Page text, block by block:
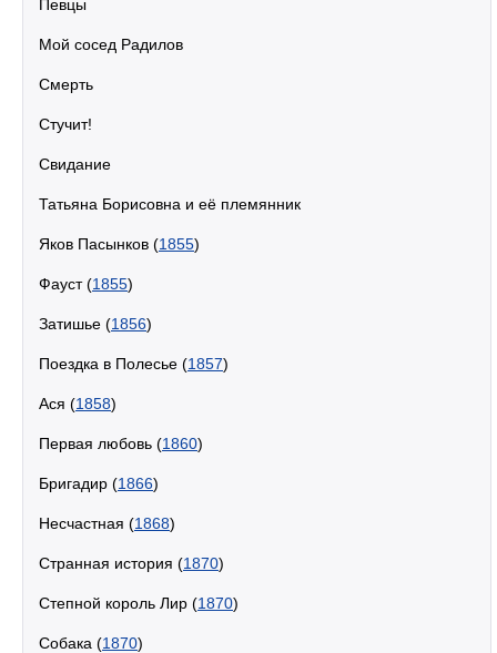
Певцы
Мой сосед Радилов
Смерть
Стучит!
Свидание
Татьяна Борисовна и её племянник
Яков Пасынков (1855)
Фауст (1855)
Затишье (1856)
Поездка в Полесье (1857)
Ася (1858)
Первая любовь (1860)
Бригадир (1866)
Несчастная (1868)
Странная история (1870)
Степной король Лир (1870)
Собака (1870)